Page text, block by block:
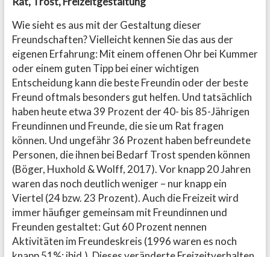
Wie sieht es aus mit der Gestaltung dieser
Freundschaften? Vielleicht kennen Sie das aus der
eigenen Erfahrung: Mit einem offenen Ohr bei Kummer
oder einem guten Tipp bei einer wichtigen
Entscheidung kann die beste Freundin oder der beste
Freund oftmals besonders gut helfen. Und tatsächlich
haben heute etwa 39 Prozent der 40- bis 85-Jährigen
Freundinnen und Freunde, die sie um Rat fragen
können. Und ungefähr 36 Prozent haben befreundete
Personen, die ihnen bei Bedarf Trost spenden können
(Böger, Huxhold & Wolff, 2017). Vor knapp 20 Jahren
waren das noch deutlich weniger – nur knapp ein
Viertel (24 bzw. 23 Prozent). Auch die Freizeit wird
immer häufiger gemeinsam mit Freundinnen und
Freunden gestaltet: Gut 60 Prozent nennen
Aktivitäten im Freundeskreis (1996 waren es noch